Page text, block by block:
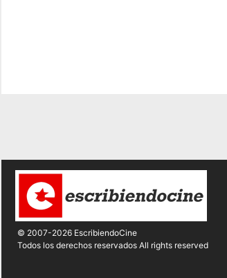
© 2007-2026 EscribiendoCine
Todos los derechos reservados All rights reserved